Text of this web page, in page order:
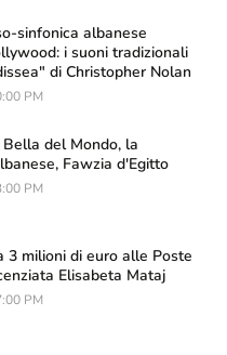
sinfonica albanese
i suoni tradizionali
di Christopher Nolan
PM
del Mondo, la
Fawzia d'Egitto
PM
3 milioni di euro alle Poste
Elisabeta Mataj
PM